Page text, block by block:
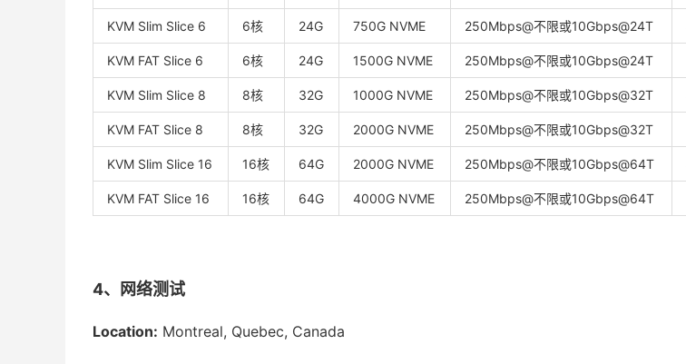
KVM Slim Slice 6 6核 24G 750G NVME 250Mbps@不限或10Gbps@24T
KVM FAT Slice 6 6核 24G 1500G NVME 250Mbps@不限或10Gbps@24T
KVM Slim Slice 8 8核 32G 1000G NVME 250Mbps@不限或10Gbps@32T
KVM FAT Slice 8 8核 32G 2000G NVME 250Mbps@不限或10Gbps@32T
KVM Slim Slice 16 16核 64G 2000G NVME 250Mbps@不限或10Gbps@64T
KVM FAT Slice 16 16核 64G 4000G NVME 250Mbps@不限或10Gbps@64T
4、网络测试
Location: Montreal, Quebec, Canada